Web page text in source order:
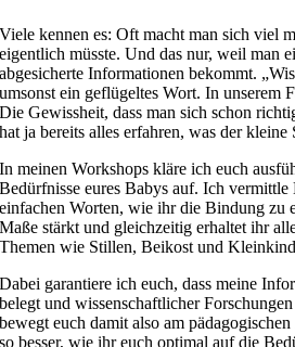
Viele kennen es: Oft macht man sich viel
eigentlich müsste. Und das nur, weil man
abgesicherte Informationen bekommt.
umsonst ein geflügeltes Wort. In unserem
Die Gewissheit, dass man sich schon
hat ja bereits alles erfahren, was der kleine
In meinen Workshops kläre ich euch
Bedürfnisse eures Babys auf. Ich
einfachen Worten, wie ihr die Bindung zu
Maße stärkt und gleichzeitig erhaltet ihr
Themen wie Stillen, Beikost und
Dabei garantiere ich euch, dass meine
belegt und wissenschaftlicher
bewegt euch damit also am
so besser, wie ihr euch optimal auf die